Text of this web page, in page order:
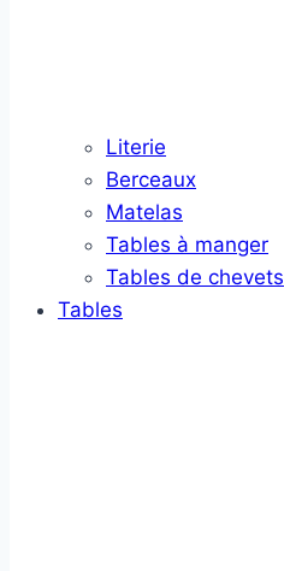
Literie
Berceaux
Matelas
Tables à manger
Tables de chevets
Tables